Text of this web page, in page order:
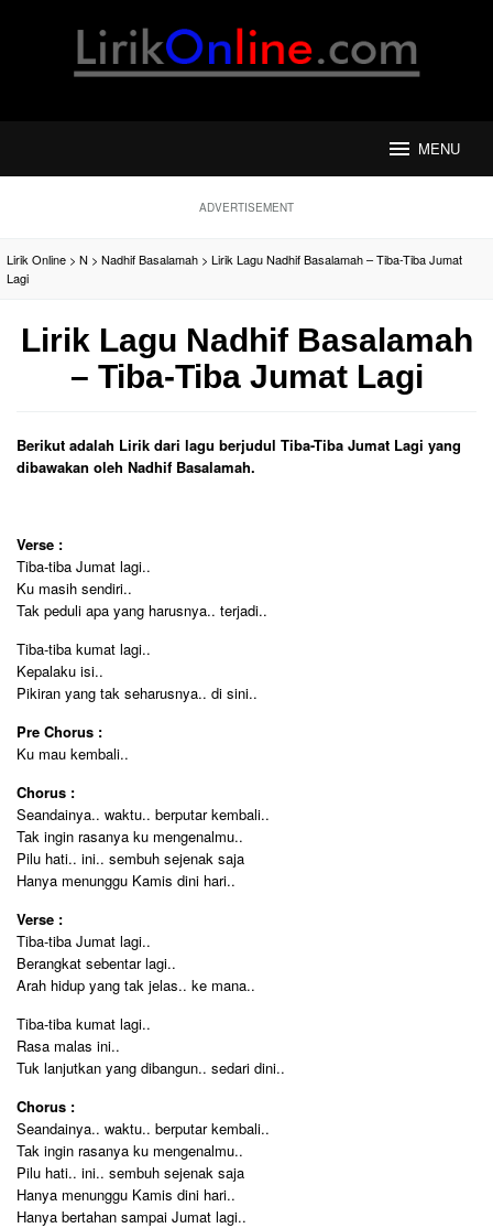
MENU
ADVERTISEMENT
Lirik Online > N > Nadhif Basalamah > Lirik Lagu Nadhif Basalamah – Tiba-Tiba Jumat
Lagi
Lirik Lagu Nadhif Basalamah
– Tiba-Tiba Jumat Lagi
Berikut adalah Lirik dari lagu berjudul Tiba-Tiba Jumat Lagi yang
dibawakan oleh Nadhif Basalamah.
Verse :
Tiba-tiba Jumat lagi..
Ku masih sendiri..
Tak peduli apa yang harusnya.. terjadi..
Tiba-tiba kumat lagi..
Kepalaku isi..
Pikiran yang tak seharusnya.. di sini..
Pre Chorus :
Ku mau kembali..
Chorus :
Seandainya.. waktu.. berputar kembali..
Tak ingin rasanya ku mengenalmu..
Pilu hati.. ini.. sembuh sejenak saja
Hanya menunggu Kamis dini hari..
Verse :
Tiba-tiba Jumat lagi..
Berangkat sebentar lagi..
Arah hidup yang tak jelas.. ke mana..
Tiba-tiba kumat lagi..
Rasa malas ini..
Tuk lanjutkan yang dibangun.. sedari dini..
Chorus :
Seandainya.. waktu.. berputar kembali..
Tak ingin rasanya ku mengenalmu..
Pilu hati.. ini.. sembuh sejenak saja
Hanya menunggu Kamis dini hari..
Hanya bertahan sampai Jumat lagi..